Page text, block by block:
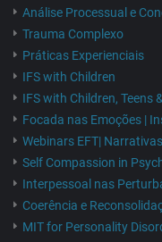
Análise Processual e
Trauma Complexo
Práticas Experienciais
IFS with Children
IFS with Children, Teens
Focada nas Emoções |
Webinars EFT|
Self Compassion in
Interpessoal nas
Coerência e
MIT for Personality